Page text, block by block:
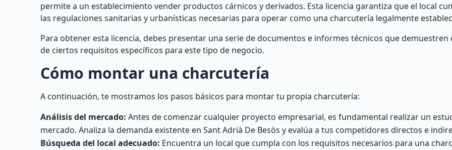
permite a un establecimiento vender productos cárnicos y derivados. Esta licencia garantiza que el local
las regulaciones sanitarias y urbanísticas necesarias para operar como una charcutería legalmente
Para obtener esta licencia, debes presentar una serie de documentos e informes técnicos que
de ciertos requisitos específicos para este tipo de negocio.
Cómo montar una charcutería
A continuación, te mostramos los pasos básicos para montar tu propia charcutería:
Análisis del mercado: Antes de comenzar cualquier proyecto empresarial, es fundamental realizar un
mercado. Analiza la demanda existente en Sant Adrià De Besòs y evalúa a tus competidores directos e
Búsqueda del local adecuado: Encuentra un local que cumpla con los requisitos necesarios para una